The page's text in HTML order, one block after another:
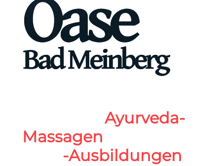
Ayurveda-
Massagen
-Ausbildungen?